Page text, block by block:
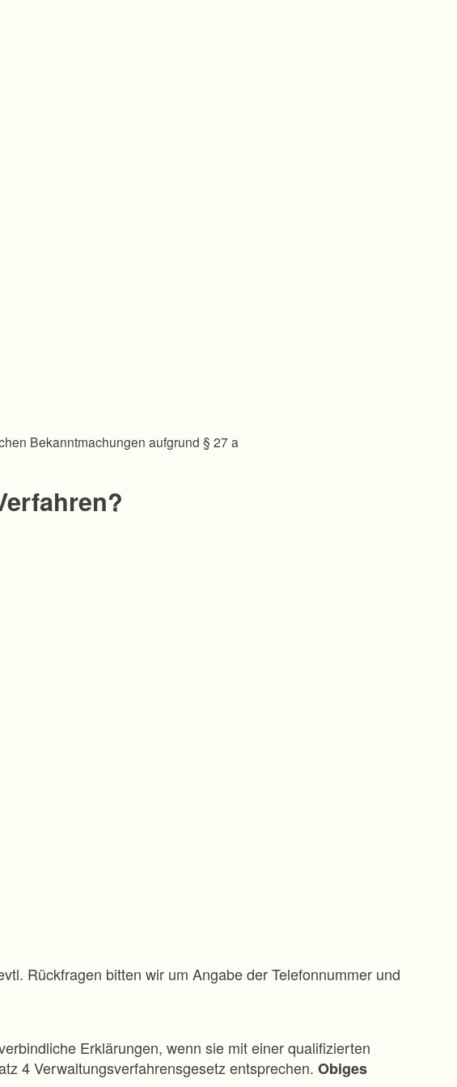
Bekanntmachungen aufgrund § 27 a
Rückfragen bitten wir um Angabe der Telefonnummer und
Erklärungen, wenn sie mit einer qualifizierten
4 Verwaltungsverfahrensgesetz entsprechen. Obiges